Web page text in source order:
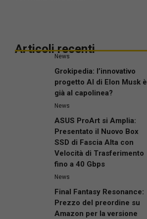
Articoli recenti
News
Grokipedia: l’innovativo
progetto AI di Elon Musk è
già al capolinea?
News
ASUS ProArt si Amplia:
Presentato il Nuovo Box
SSD di Fascia Alta con
Velocità di Trasferimento
fino a 40 Gbps
News
Final Fantasy Resonance:
Prezzo del preordine su
Amazon per la versione